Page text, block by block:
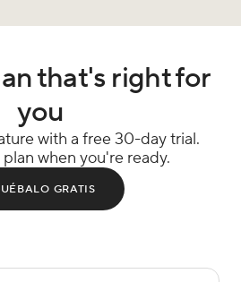
that's right for
you
with a free 30-day trial.
when you're ready.
GRATIS